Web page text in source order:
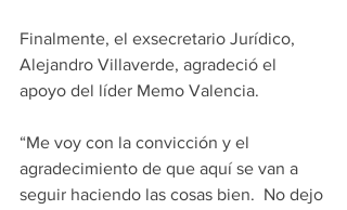
Finalmente, el exsecretario Jurídico,
Alejandro Villaverde, agradeció el
apoyo del líder Memo Valencia.
“Me voy con la convicción y el
agradecimiento de que aquí se van a
seguir haciendo las cosas bien.  No dejo